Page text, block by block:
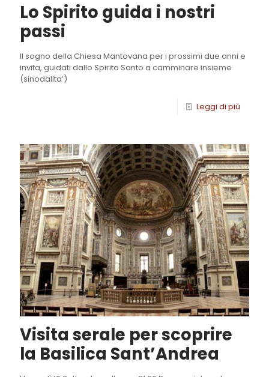
Lo Spirito guida i nostri
passi
Il sogno della Chiesa Mantovana per i prossimi due anni e
invita, guidati dallo Spirito Santo a camminare insieme
(sinodalita’)
Leggi di più
Visita serale per scoprire
la Basilica Sant’Andrea